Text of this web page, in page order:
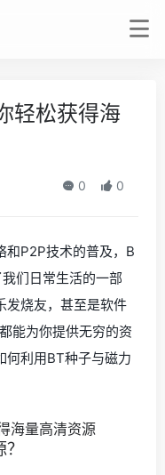
轻松获得海
0 0
和P2P技术的普及，B
们日常生活的一部
发烧友，甚至是软件
都能为你提供无穷的资
何利用BT种子与磁力